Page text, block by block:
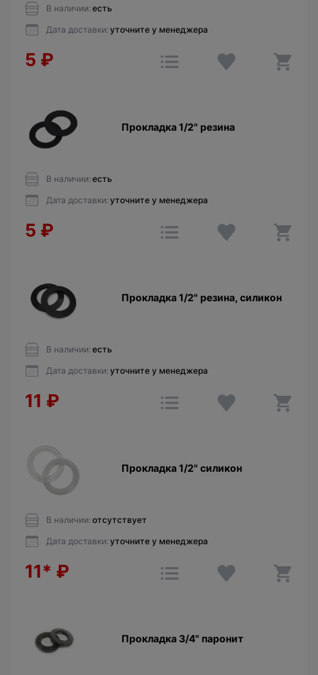
В наличии: есть
Дата доставки: уточните у менеджера
5 ₽
Прокладкa 1/2" резина
В наличии: есть
Дата доставки: уточните у менеджера
5 ₽
Прокладкa 1/2" резина, силикон
В наличии: есть
Дата доставки: уточните у менеджера
11 ₽
Прокладкa 1/2" силикон
В наличии: отсутствует
Дата доставки: уточните у менеджера
11* ₽
Прокладкa 3/4" паронит